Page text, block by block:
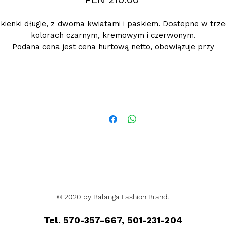
długie, z dwoma kwiatami i paskiem. Dostepne w
kolorach czarnym, kremowym i czerwonym.
Podana cena jest cena hurtową netto, obowiązuje przy
© 2020 by Balanga Fashion Brand.
Tel. 570-357-667, 501-231-204